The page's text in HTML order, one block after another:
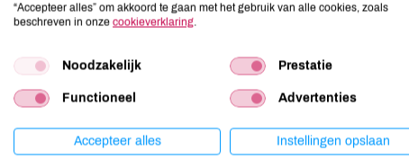
Ei
niet aanwezig
Lactose
niet aanwezig
niet aanwezig
niet aanwezig
Noten
niet aanwezig
“Accepteer alles” om akkoord te gaan met het gebruik van alle cookies, zoals
beschreven in onze cookieverklaring.
Noodzakelijk Prestatie
Functioneel Advertenties
Accepteer alles Instellingen opslaan